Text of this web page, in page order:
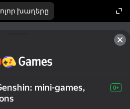
խաղերը
mini-games,
0+